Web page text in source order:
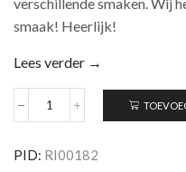
smaak! Heerlijk!
Lees verder →
Confetti
aantal
PID: RI00182